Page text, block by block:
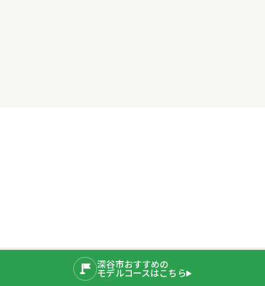
深谷市おすすめの
モデルコースはこちら